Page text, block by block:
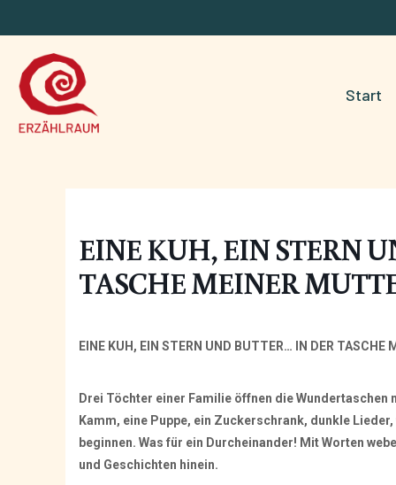
Start
EINE KUH, EIN STERN
TASCHE MEINER
EINE KUH, EIN STERN UND BUTTER… IN DER TASCHE
Drei Töchter einer Familie öffnen die Wundertaschen
Kamm, eine Puppe, ein Zuckerschrank, dunkle
beginnen. Was für ein Durcheinander! Mit Worten
und Geschichten hinein.